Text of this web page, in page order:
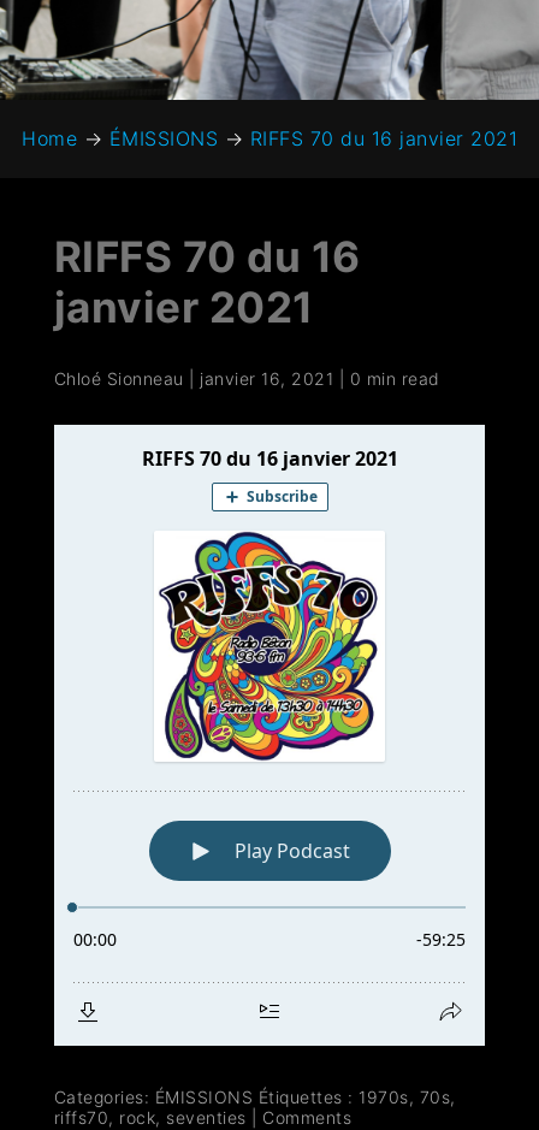
Home → ÉMISSIONS → RIFFS 70 du 16 janvier 2021
RIFFS 70 du 16
janvier 2021
Chloé Sionneau janvier 16, 2021 0 min read
Categories: ÉMISSIONS Étiquettes : 1970s, 70s,
riffs70, rock, seventies Comments